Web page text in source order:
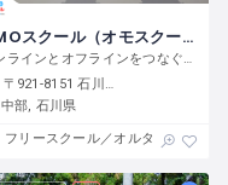
OMOスクール（オモスクール）
オンラインとオフラインをつなぐフリースクール
〒921-8151 石川県金沢市窪３丁目１３６−１
中部 石川県
フリースクール／オルタナティブス